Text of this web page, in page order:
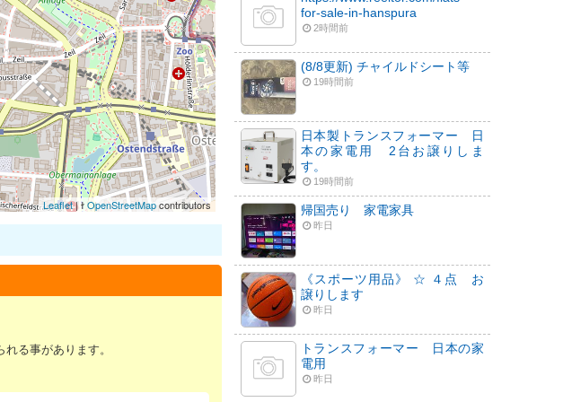
Leaflet| ɫOpenStreetMapcontributors
る事があります。
for-sale-in-hanspura
2時間前
(8/8更新) チャイルドシート等
19時間前
日本製トランスフォーマー 日
本の家電用 2台お譲りしま
す。
19時間前
帰国売り 家電家具
昨日
《スポーツ用品》 ☆ ４点 お
譲りします
昨日
トランスフォーマー 日本の家
電用
昨日